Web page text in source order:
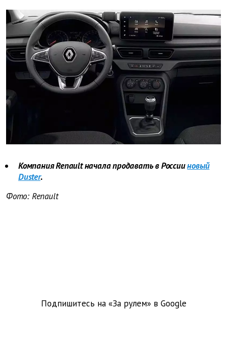
Компания Renault начала продавать в Россииновый
Duster.
Фото: Renault
Подпишитесь на «За рулем» в Google